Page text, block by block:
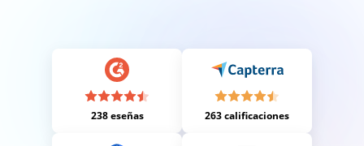
238 eseñas 263 calificaciones